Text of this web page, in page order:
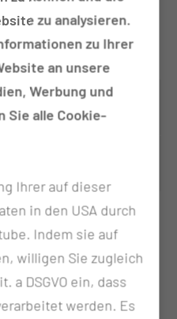
Uhr
Uhr
– 09:30 Uhr, Mi: 08:00
zu analysieren.
zu Ihrer
an unsere
Werbung und
Sie alle Cookie-
Ihrer auf dieser
in den USA durch
Indem sie auf
willigen Sie zugleich
a DSGVO ein, dass
werden. Es